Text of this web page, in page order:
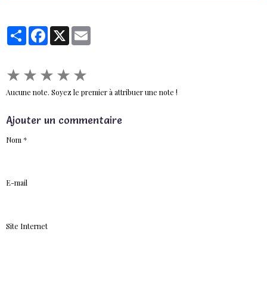
PartagerFacebook
X
★★★★★
Aucune note. Soyez le premier à attribuer une note !
Ajouter un commentaire
Nom
E-mail
Site Internet